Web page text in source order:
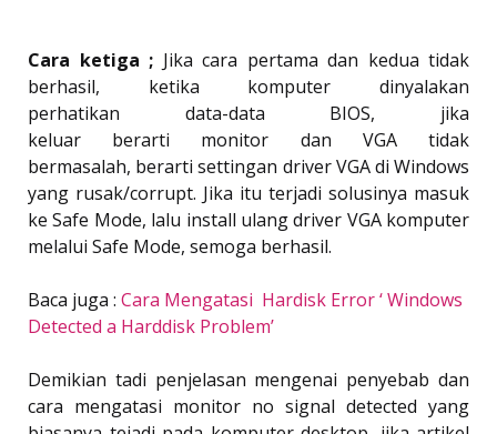
Cara ketiga ; Jika cara pertama dan kedua tidak
berhasil, ketika komputer dinyalakan
perhatikan data-data BIOS, jika
keluar berarti monitor dan VGA tidak
bermasalah, berarti settingan driver VGA di Windows
yang rusak/corrupt. Jika itu terjadi solusinya masuk
ke Safe Mode, lalu install ulang driver VGA komputer
melalui Safe Mode, semoga berhasil.
Baca juga : Cara Mengatasi Hardisk Error ‘ Windows
Detected a Harddisk Problem’
Demikian tadi penjelasan mengenai penyebab dan
cara mengatasi monitor no signal detected yang